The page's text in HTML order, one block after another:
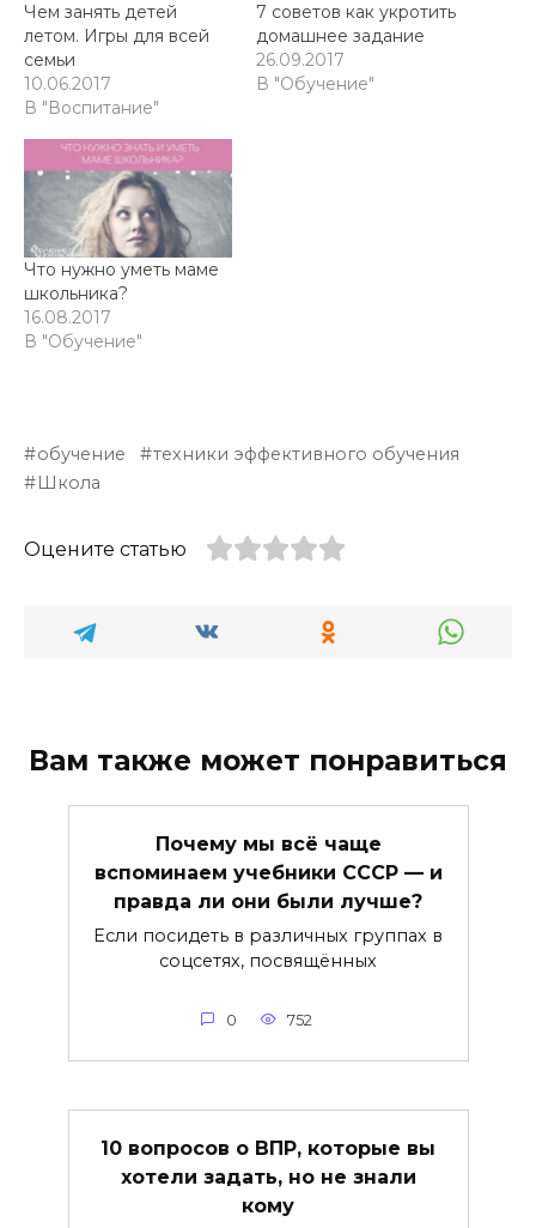
Чем занять детей
летом. Игры для всей
семьи
10.06.2017
В "Воспитание"
7 советов как укротить
домашнее задание
26.09.2017
В "Обучение"
Что нужно уметь маме
школьника?
16.08.2017
В "Обучение"
обучение
техники эффективного обучения
Школа
Оцените статью
Вам также может понравиться
Почему мы всё чаще
вспоминаем учебники СССР — и
правда ли они были лучше?
Если посидеть в различных группах в
соцсетях, посвящённых
0 752
10 вопросов о ВПР, которые вы
хотели задать, но не знали
кому